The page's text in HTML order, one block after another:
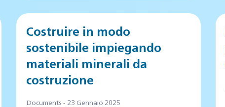
Costruire in modo
sostenibile impiegando
materiali minerali da
costruzione
Documents - 23 Gennaio 2025